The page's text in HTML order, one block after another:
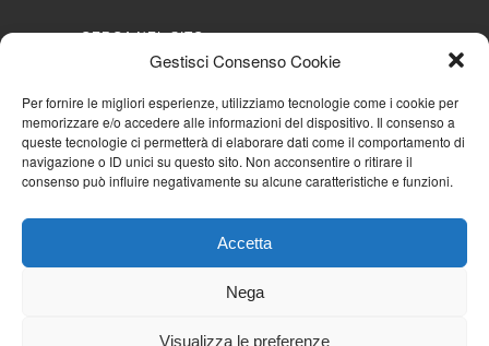
Gestisci Consenso Cookie
Per fornire le migliori esperienze, utilizziamo tecnologie come i cookie per
memorizzare e/o accedere alle informazioni del dispositivo. Il consenso a
queste tecnologie ci permetterà di elaborare dati come il comportamento di
navigazione o ID unici su questo sito. Non acconsentire o ritirare il
consenso può influire negativamente su alcune caratteristiche e funzioni.
Accetta
Nega
Visualizza le preferenze
CERCA NEL SITO
NAVIGA PER
Mappa completa
Cookie Policy (UE)
Iscriviti alla Community AziendaCondominio